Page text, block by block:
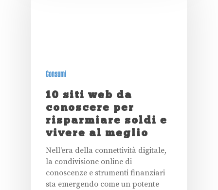
Consumi
10 siti web da
conoscere per
risparmiare soldi e
vivere al meglio
Nell'era della connettività digitale,
la condivisione online di
conoscenze e strumenti finanziari
sta emergendo come un potente